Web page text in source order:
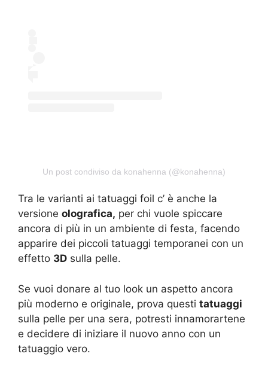
Un post condiviso da konahenna (@konahenna)
Tra le varianti ai tatuaggi foil c’ è anche la
versione olografica, per chi vuole spiccare
ancora di più in un ambiente di festa, facendo
apparire dei piccoli tatuaggi temporanei con un
effetto 3D sulla pelle.
Se vuoi donare al tuo look un aspetto ancora
più moderno e originale, prova questi tatuaggi
sulla pelle per una sera, potresti innamorartene
e decidere di iniziare il nuovo anno con un
tatuaggio vero.